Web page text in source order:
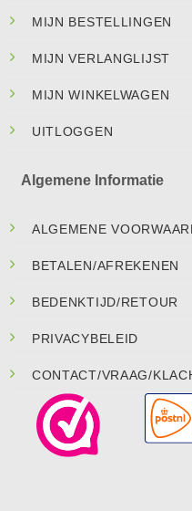
MIJN BESTELLINGEN
MIJN VERLANGLIJST
MIJN WINKELWAGEN
UITLOGGEN
Algemene Informatie
ALGEMENE
BETALEN/AFREKENEN
BEDENKTIJD/RETOUR
PRIVACYBELEID
CONTACT/VRAAG/